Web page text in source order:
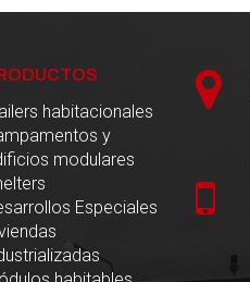
habitacionales
y
modulares
Especiales